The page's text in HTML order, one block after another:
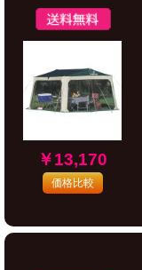
￥13,170
価格比較